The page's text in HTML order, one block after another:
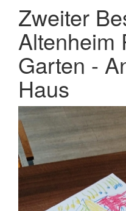
Zweiter
Altenheim
Garten -
Haus